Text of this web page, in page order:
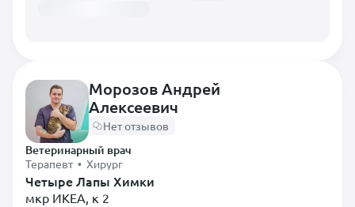
Морозов Андрей
Алексеевич
Нет отзывов
Ветеринарный врач
Терапевт • Хирург
Четыре Лапы Химки
мкр ИКЕА, к 2